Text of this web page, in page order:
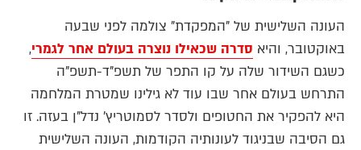
העונה השלישית של "המפקדת" צולמה לפני שבעה
באוקטובר, והיא סדרה שכאילו נוצרה בעולם אחר לגמרי,
כשגם השידור שלה על קו התפר של תשפ"ד-תשפ"ה
התרחש בעולם אחר שבו עוד לא גילינו שמטרת המלחמה
היא להפקיר את החטופים ולסדר לסמוטריץ' נדל"ן בעזה. זו
גם הסיבה שבניגוד לעונותיה הקודמות, העונה השלישית